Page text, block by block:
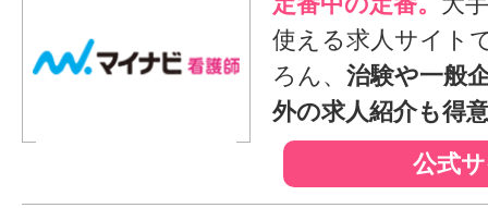
使える求人サイト
ろん、 治験や一般
外の求人紹介も得
公式